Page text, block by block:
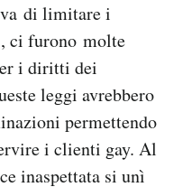
di limitare i
ci furono molte
i diritti dei
leggi avrebbero
permettendo
i clienti gay. Al
inaspettata si unì